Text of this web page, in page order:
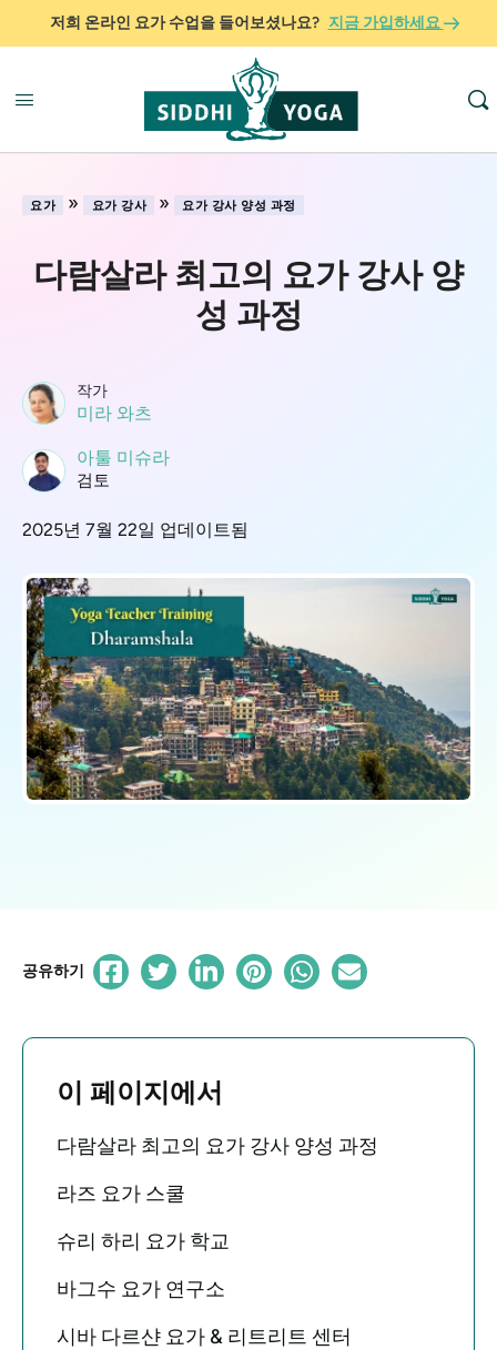
저희 온라인 요가 수업을 들어보셨나요? 지금 가입하세요
요가 » 요가 강사 » 요가 강사 양성 과정
다람살라 최고의 요가 강사 양
성 과정
작가
미라 와츠
아툴 미슈라
검토
2025년 7월 22일 업데이트됨
공유하기
이 페이지에서
다람살라 최고의 요가 강사 양성 과정
라즈 요가 스쿨
슈리 하리 요가 학교
바그수 요가 연구소
시바 다르샨 요가 & 리트리트 센터